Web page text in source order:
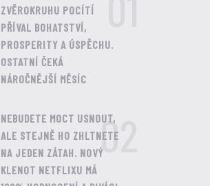
ZVĚROKRUHU POCÍTÍ
PŘÍVAL BOHATSTVÍ,
PROSPERITY A ÚSPĚCHU.
OSTATNÍ ČEKÁ
NÁROČNĚJŠÍ MĚSÍC
NEBUDETE MOCT USNOUT,
ALE STEJNĚ HO ZHLTNETE
NA JEDEN ZÁTAH. NOVÝ
KLENOT NETFLIXU MÁ
02